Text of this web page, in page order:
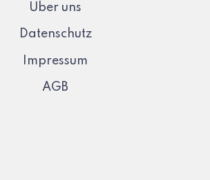
Über uns
Datenschutz
Impressum
AGB